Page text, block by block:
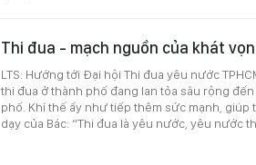
Thi đua - mạch nguồn của khát
LTS: Hướng tới Đại hội Thi đua yêu nước
thi đua ở thành phố đang lan tỏa sâu rộng
phố. Khí thế ấy như tiếp thêm sức mạnh,
dạy của Bác: “Thi đua là yêu nước, yêu nước